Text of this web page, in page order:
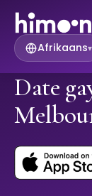
Afrikaans▾
Date